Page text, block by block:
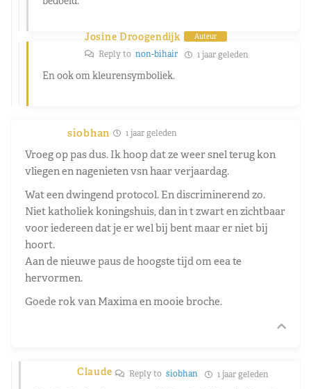
Josine Droogendijk Auteur
Reply to non-bihair 1 jaar geleden
En ook om kleurensymboliek.
siobhan 1 jaar geleden
Vroeg op pas dus. Ik hoop dat ze weer snel terug kon
vliegen en nagenieten vsn haar verjaardag.
Wat een dwingend protocol. En discriminerend zo.
Niet katholiek koningshuis, dan in t zwart en zichtbaar
voor iedereen dat je er wel bij bent maar er niet bij
hoort.
Aan de nieuwe paus de hoogste tijd om eea te
hervormen.
Goede rok van Maxima en mooie broche.
Claude Reply tosiobhan 1 jaar geleden